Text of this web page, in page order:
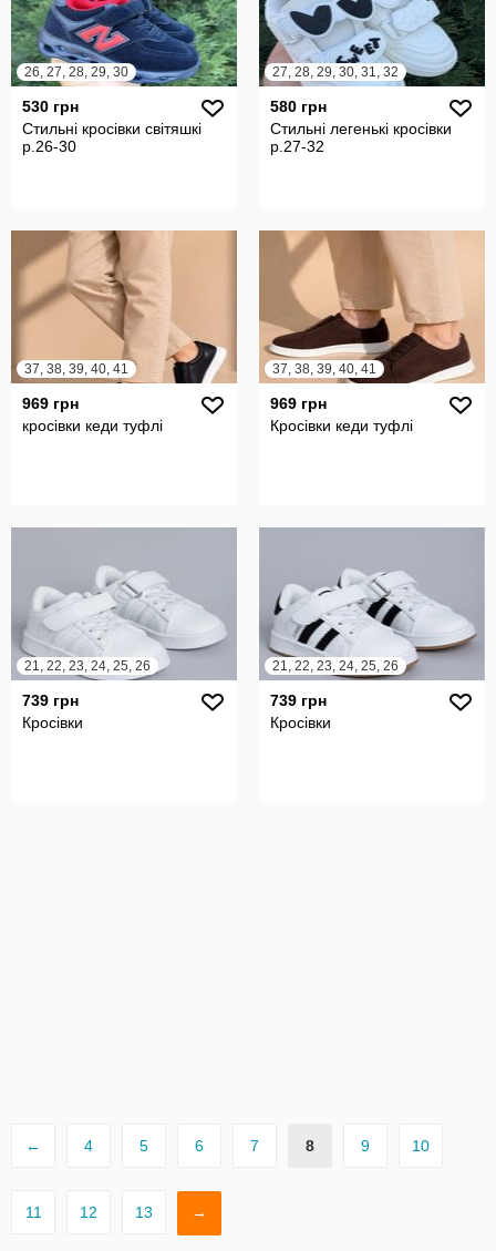
26, 27, 28, 29, 30
530 грн
Стильні кросівки світяшкі
р.26-30
27, 28, 29, 30, 31, 32
580 грн
Стильні легенькі кросівки
р.27-32
37, 38, 39, 40, 41
969 грн
кросівки кеди туфлі
37, 38, 39, 40, 41
969 грн
Кросівки кеди туфлі
21, 22, 23, 24, 25, 26
739 грн
Кросівки
21, 22, 23, 24, 25, 26
739 грн
Кросівки
← 4 5 6 7 8 9 10
11 12 13 →